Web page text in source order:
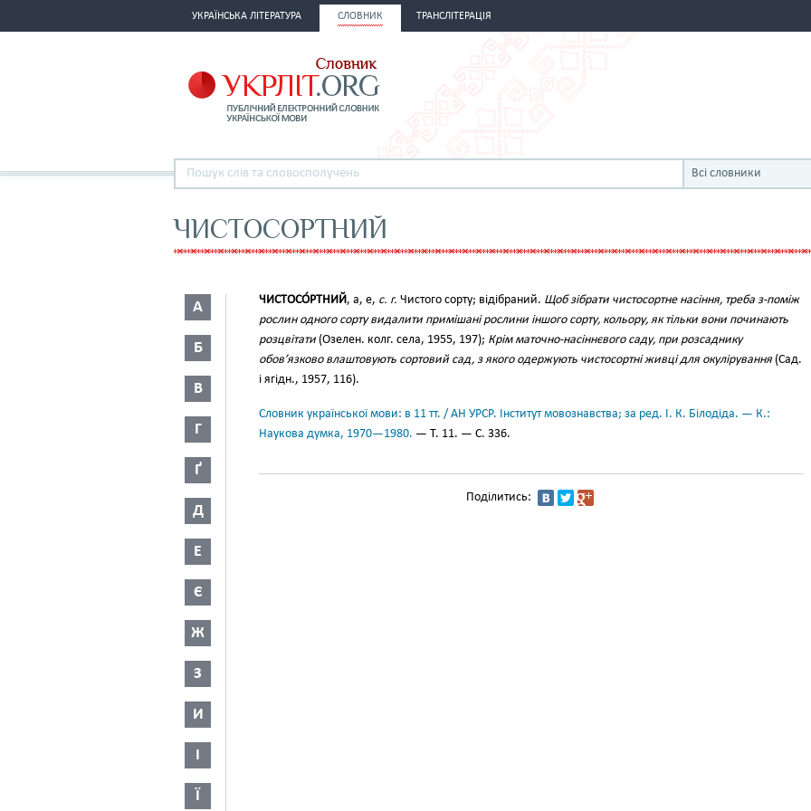
УКРАЇНСЬКА ЛІТЕРАТУРА СЛОВНИК ТРАНСЛІТЕРАЦІЯ
Всі словники
ЧИСТОСОРТНИЙ
А
Б
В
Г
Ґ
Д
Е
Є
Ж
З
И
І
Ї
ЧИСТОСО́РТНИЙ, а, е, с. г. Чистого сорту; відібраний. Щоб зібрати чистосортне насіння, треба з-поміж
рослин одного сорту видалити примішані рослини іншого сорту, кольору, як тільки вони починають
розцвітати (Озелен. колг. села, 1955, 197); Крім маточно-насіннєвого саду, при розсаднику
обов’язково влаштовують сортовий сад, з якого одержують чистосортні живці для окулірування (Сад.
і ягідн., 1957, 116).
Словник української мови: в 11 тт. / АН УРСР. Інститут мовознавства; за ред. І. К. Білодіда. — К.:
Наукова думка, 1970—1980. — Т. 11. — С. 336.
Поділитись: